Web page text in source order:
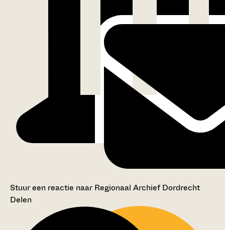
Stuur een reactie naar Regionaal Archief Dordrecht
Delen